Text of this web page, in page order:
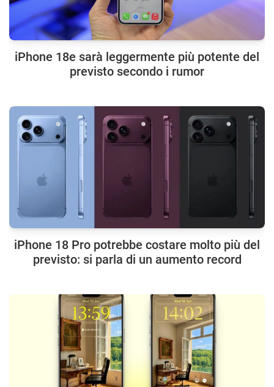
iPhone 18e sarà leggermente più potente del
previsto secondo i rumor
iPhone 18 Pro potrebbe costare molto più del
previsto: si parla di un aumento record